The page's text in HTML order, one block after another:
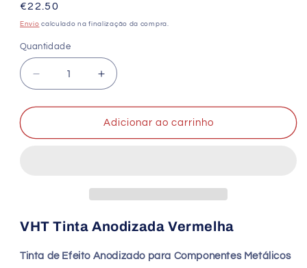
Preço
normal
€22.50
Envio calculado na finalização da compra.
Quantidade
Quantidade
Diminuir
a
quantidade
VHT
Anodizado
Aumentar
a
quantidade
de
VHT
Anodizado
Adicionar ao carrinho
VHT Tinta Anodizada Vermelha
Tinta de Efeito Anodizado para Componentes Metálicos